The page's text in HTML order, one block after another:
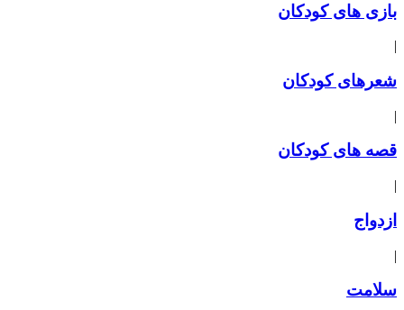
بازی های کودکان
|
شعرهای کودکان
|
قصه های کودکان
|
ازدواج
|
سلامت